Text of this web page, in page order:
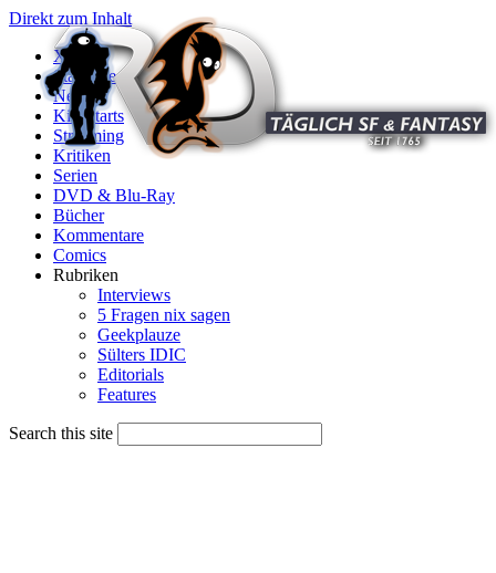
Direkt zum Inhalt
X
Startseite
News
Kinostarts
Streaming
Kritiken
Serien
DVD & Blu-Ray
Bücher
Kommentare
Comics
Rubriken
Interviews
5 Fragen nix sagen
Geekplauze
Sülters IDIC
Editorials
Features
Search this site